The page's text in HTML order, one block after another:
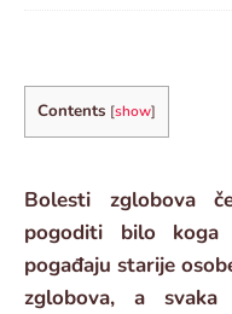
Contents [show]
Bolesti zglobova
pogoditi bilo
pogađaju starije
zglobova, a svaka